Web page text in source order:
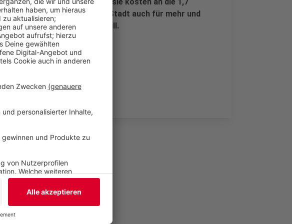
wir berichtet, dass die Stadt auch für mehr und
der ganzen Stadt sorgen will.